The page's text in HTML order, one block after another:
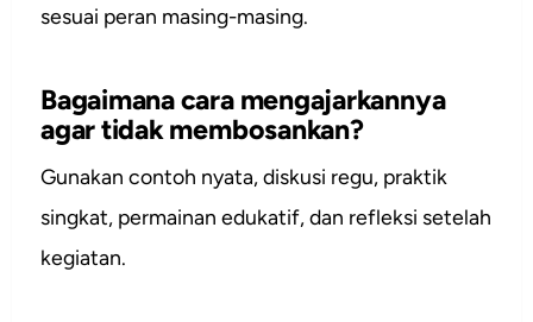
sesuai peran masing-masing.
Bagaimana cara mengajarkannya
agar tidak membosankan?
Gunakan contoh nyata, diskusi regu, praktik
singkat, permainan edukatif, dan refleksi setelah
kegiatan.